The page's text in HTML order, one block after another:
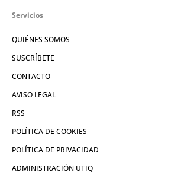
Servicios
QUIÉNES SOMOS
SUSCRÍBETE
CONTACTO
AVISO LEGAL
RSS
POLÍTICA DE COOKIES
POLÍTICA DE PRIVACIDAD
ADMINISTRACIÓN UTIQ